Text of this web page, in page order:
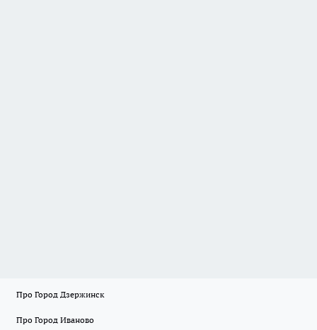
Про Город Дзержинск
Про Город Иваново